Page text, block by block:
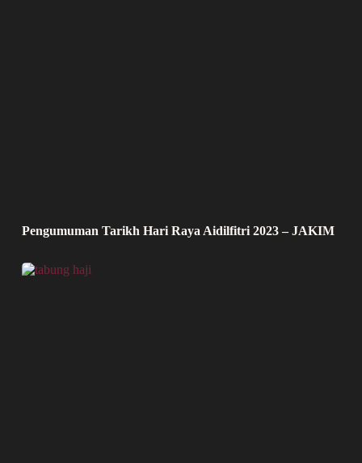
Pengumuman Tarikh Hari Raya Aidilfitri 2023 – JAKIM